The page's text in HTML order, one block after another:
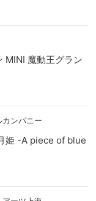
MINI 魔動王グラン
カンパニー
姫 -A piece of blue